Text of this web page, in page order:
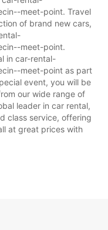
meet-point. Travel
of brand new cars,
meet-point.
in car-rental-
meet-point as part
event, you will be
our wide range of
leader in car rental,
class service, offering
at great prices with